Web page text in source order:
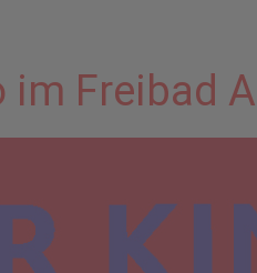
Freibad